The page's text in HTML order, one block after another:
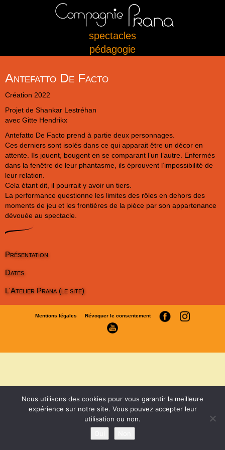
spectacles
pédagogie
Antefatto De Facto
Création 2022
Projet de Shankar Lestréhan
avec Gitte Hendrikx
Antefatto De Facto prend à partie deux personnages.
Ces derniers sont isolés dans ce qui apparait être un décor en
attente. Ils jouent, bougent en se comparant l’un l’autre. Enfermés
dans la fenêtre de leur phantasme, ils éprouvent l’impossibilité de
leur relation.
Cela étant dit, il pourrait y avoir un tiers.
La performance questionne les limites des rôles en dehors des
moments de jeu et les frontières de la pièce par son appartenance
dévouée au spectacle.
Présentation
Dates
L'Atelier Prana (le site)
Mentions légales Révoquer le consentement
Nous utilisons des cookies pour vous garantir la meilleure
expérience sur notre site. Vous pouvez accepter leur
utilisation ou non.